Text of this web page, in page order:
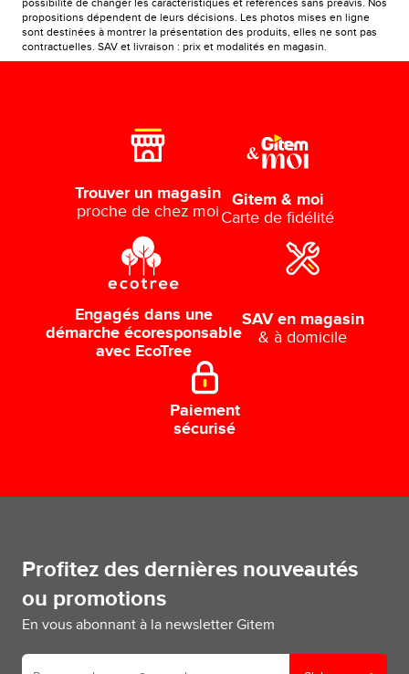
possibilité de changer les caractéristiques et références sans préavis. Nos
propositions dépendent de leurs décisions. Les photos mises en ligne
sont destinées à montrer la présentation des produits, elles ne sont pas
contractuelles. SAV et livraison : prix et modalités en magasin.
Trouver un magasin
proche de chez moi
Gitem & moi
Carte de fidélité
Engagés dans une
démarche écoresponsable
avec EcoTree
SAV en magasin
& à domicile
Paiement
sécurisé
Profitez des dernières nouveautés
ou promotions
En vous abonnant à la newsletter Gitem